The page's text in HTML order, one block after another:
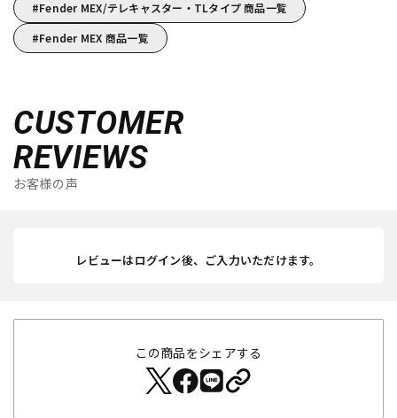
Fender MEX/テレキャスター・TLタイプ 商品一覧
Fender MEX 商品一覧
CUSTOMER
REVIEWS
お客様の声
レビューはログイン後、ご入力いただけます。
この商品をシェアする